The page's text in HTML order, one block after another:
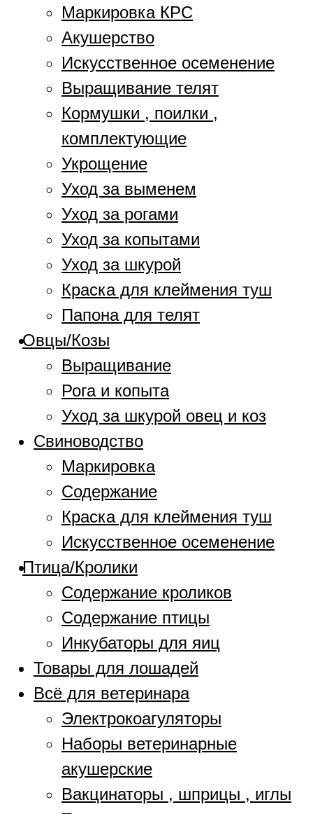
Маркировка КРС
Акушерство
Искусственное осеменение
Выращивание телят
Кормушки , поилки ,
комплектующие
Укрощение
Уход за выменем
Уход за рогами
Уход за копытами
Уход за шкурой
Краска для клеймения туш
Папона для телят
Овцы/Козы
Выращивание
Рога и копыта
Уход за шкурой овец и коз
Свиноводство
Маркировка
Содержание
Краска для клеймения туш
Искусственное осеменение
Птица/Кролики
Содержание кроликов
Содержание птицы
Инкубаторы для яиц
Товары для лошадей
Всё для ветеринара
Электрокоагуляторы
Наборы ветеринарные
акушерские
Вакцинаторы , шприцы , иглы